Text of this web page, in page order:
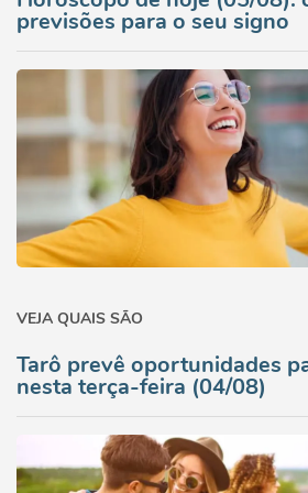
previsões para o seu signo
VEJA QUAIS SÃO
Tarô prevê oportunidades
nesta terça-feira (04/08)